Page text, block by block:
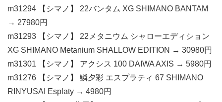
m31294 【シマノ】 22バンタム XG SHIMANO BANTAM
→ 27980円
m31293 【シマノ】 22メタニウム シャローエディション
XG SHIMANO Metanium SHALLOW EDITION → 30980円
m31301 【シマノ】 アクシス 100 DAIWA AXIS → 5980円
m31276 【シマノ】 鱗夕彩 エスプラティ 67 SHIMANO
RINYUSAI Esplaty → 4980円